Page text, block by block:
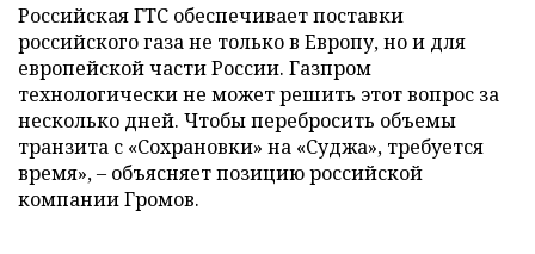
Российская ГТС обеспечивает поставки
российского газа не только в Европу, но и для
европейской части России. Газпром
технологически не может решить этот вопрос за
несколько дней. Чтобы перебросить объемы
транзита с «Сохрановки» на «Суджа», требуется
время», – объясняет позицию российской
компании Громов.